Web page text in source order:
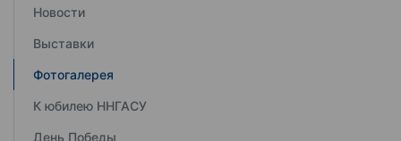
Новости
Выставки
Фотогалерея
К юбилею ННГАСУ
День Победы